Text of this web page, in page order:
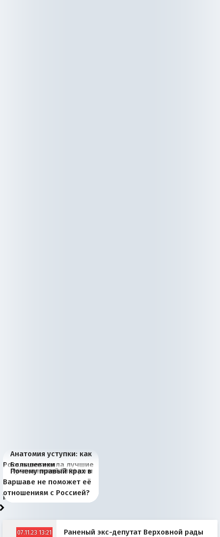
Анатомия уступки: как
Россия потеряла лучшие
рыбопромысловые
районы Баренцева
моря
Большевики
отличаются от «Яблока»
тем, что они -
победители
Киевская марионетка
Запада рассказала о
«переобувании» хозяев
В России назрели
перемены: 15 шагов к
суверенной экономике
Миграционный пожар
Европы
Россия начинает
сбрасывать балласт
Анкориджа
Россия зимой 1904
года: первые уступки во
внутренней политике
Русская нация вчера и
сегодня
Почему правый крах в
Варшаве не поможет её
отношениям с Россией?
07.11.23 13:21
Раненый экс-депутат Верховной рады